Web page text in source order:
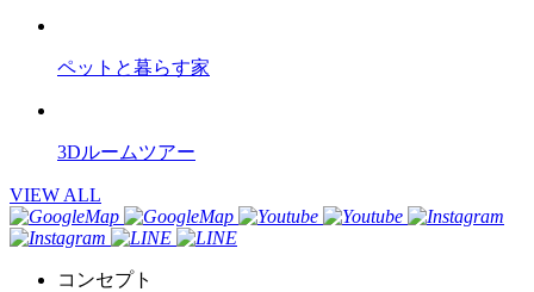
ペットと暮らす家
3Dルームツアー
VIEW ALL
コンセプト